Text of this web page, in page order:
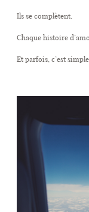
Ils se complètent.
Chaque histoire
Et parfois, c’est